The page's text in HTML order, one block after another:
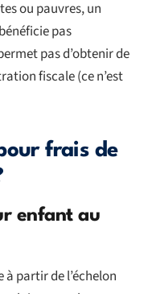
ou pauvres, un
pas
pas d’obtenir de
fiscale (ce n’est
frais de
enfant au
partir de l’échelon